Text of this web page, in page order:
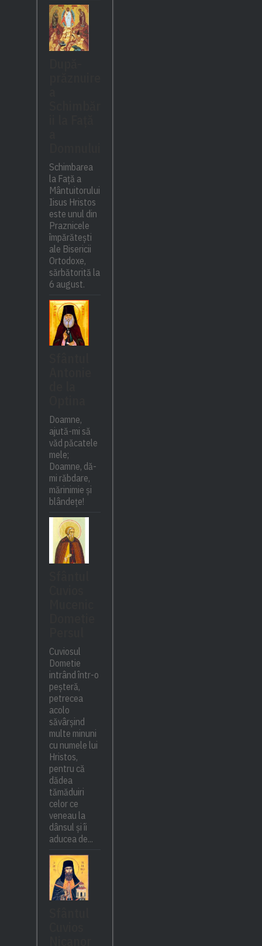
Schimbarea
la Față a
Mântuitorului
Iisus Hristos
este unul din
Praznicele
împărătești
ale Bisericii
Ortodoxe,
sărbătorită la
6 august.
Doamne,
ajută-mi să
văd păcatele
mele;
Doamne, dă-
mi răbdare,
mărinimie şi
blândeţe!
Cuviosul
Dometie
intrând într-o
peșteră,
petrecea
acolo
săvârșind
multe minuni
cu numele lui
Hristos,
pentru că
dădea
tămăduiri
celor ce
veneau la
dânsul și îi
aducea de...